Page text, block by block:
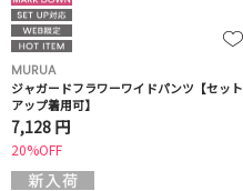
MURUA
ジャガードフラワーワイドパンツ【セット
アップ着用可】
7,128 円
20%OFF